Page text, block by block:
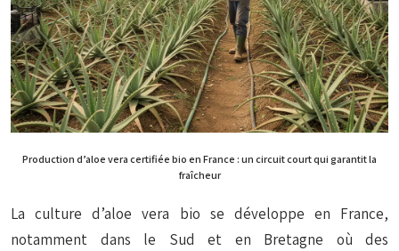
Production d’aloe vera certifiée bio en France : un circuit court qui garantit la
fraîcheur
La culture d’aloe vera bio se développe en France,
notamment dans le Sud et en Bretagne où des